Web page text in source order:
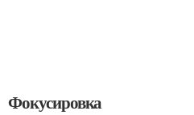
Фокусировка